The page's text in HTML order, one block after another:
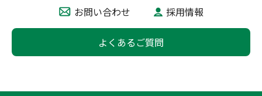
お問い合わせ 採用情報
よくあるご質問